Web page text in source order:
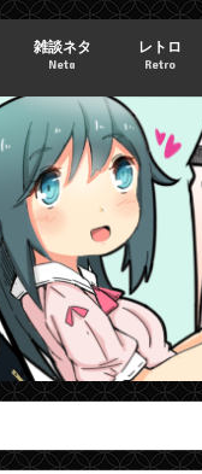
雑談ネタ
Neta
レトロ
Retro